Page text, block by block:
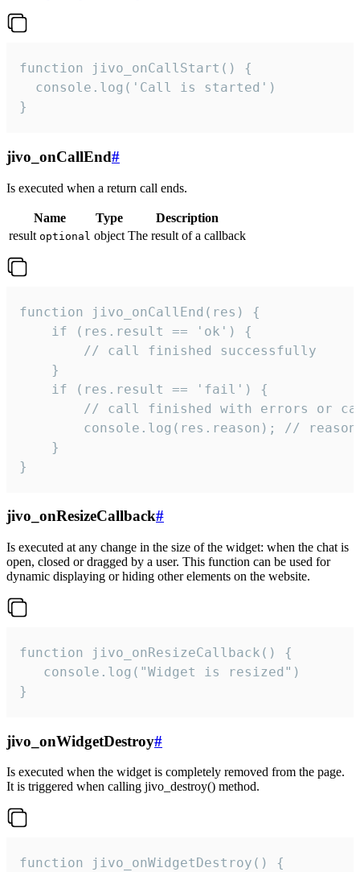
function jivo_onCallStart() {
  console.log('Call is started')
}
jivo_onCallEnd#
Is executed when a return call ends.
Name Type
Description
result optional object The result of a callback
function jivo_onCallEnd(res) {
    if (res.result == 'ok') {
        // call finished successfully
    }
    if (res.result == 'fail') {
// call finished with errors or
console.log(res.reason); //
    }
}
jivo_onResizeCallback#
Is executed at any change in the size of the widget: when the chat is
open, closed or dragged by a user. This function can be used for
dynamic displaying or hiding other elements on the website.
function jivo_onResizeCallback() {
   console.log("Widget is resized")
}
jivo_onWidgetDestroy#
Is executed when the widget is completely removed from the page.
It is triggered when calling jivo_destroy() method.
function jivo_onWidgetDestroy() {